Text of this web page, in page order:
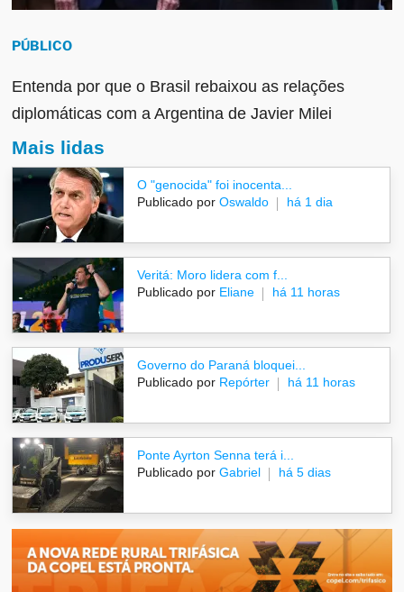
PÚBLICO
Entenda por que o Brasil rebaixou as relações
diplomáticas com a Argentina de Javier Milei
Mais lidas
O "genocida" foi inocenta...
Publicado por Oswaldo há 1 dia
Veritá: Moro lidera com f...
Publicado por Eliane há 11 horas
Governo do Paraná bloquei...
Publicado por Repórter há 11 horas
Ponte Ayrton Senna terá i...
Publicado por Gabriel há 5 dias